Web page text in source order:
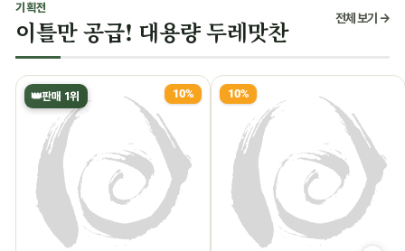
기획전
이틀만 공급! 대용량 두레맛찬 전체 보기 →
👑판매 1위 10% 10%